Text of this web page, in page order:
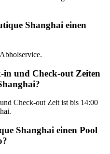
Shanghai einen
in und Check-out Zeiten
Check-out Zeit ist bis 14:00
Shanghai einen Pool